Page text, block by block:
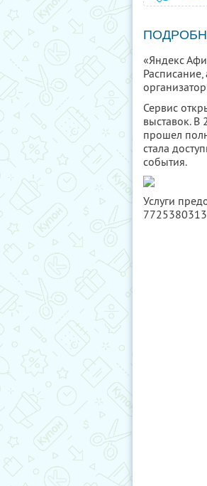
«Яндекс
Сервис
выставок. В
прошел
стала
события.
Услуги
7725380313